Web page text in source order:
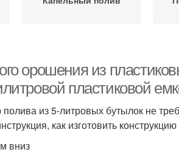
орошения из
пластиковой
полива из 5-литровых бутылок не
как изготовить
вниз